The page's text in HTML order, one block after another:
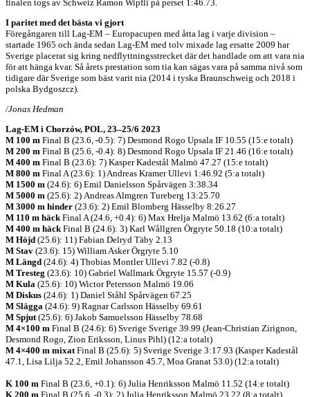
finalen togs av Schweiz Ramon Wipfli på perset 1:46.73.
I paritet med det bästa vi gjort
Föregångaren till Lag-EM – Europacupen med åtta lag i varje division –
startade 1965 och ända sedan Lag-EM med tolv mixade lag ersatte 2009 har
Sverige placerat sig kring nedflyttningsstrecket där det handlade om att vara nia
för att hänga kvar. Så årets prestation som tia kan sägas vara på samma nivå som
tidigare där Sverige som bäst varit nia (2014 i tyska Braunschweig och 2018 i
polska Bydgoszcz).
/Jonas Hedman
Lag-EM i Chorzów, POL, 23–25/6 2023
M 100 m Final B (23.6, -0.5): 7) Desmond Rogo Upsala IF 10.55 (15:e totalt)
M 200 m Final B (25.6, -0.4): 8) Desmond Rogo Upsala IF 21.46 (16:e totalt)
M 400 m Final B (23.6): 7) Kasper Kadestål Malmö 47.27 (15:e totalt)
M 800 m Final A (23.6): 1) Andreas Kramer Ullevi 1:46.92 (5:a totalt)
M 1500 m (24.6): 6) Emil Danielsson Spårvägen 3:38.34
M 5000 m (25.6): 2) Andreas Almgren Tureberg 13:25.70
M 3000 m hinder (23.6): 2) Emil Blomberg Hässelby 8:26.27
M 110 m häckFinal A (24.6, +0.4): 6) Max Hrelja Malmö 13.62 (6:a totalt)
M 400 m häckFinal B (24.6): 3) Karl Wållgren Örgryte 50.18 (10:a totalt)
M Höjd (25.6): 11) Fabian Delryd Täby 2.13
M Stav (23.6): 15) William Asker Örgryte 5.10
M Längd (24.6): 4) Thobias Montler Ullevi 7.82 (-0.8)
M Tresteg (23.6): 10) Gabriel Wallmark Örgryte 15.57 (-0.9)
M Kula (25.6): 10) Wictor Petersson Malmö 19.06
M Diskus (24.6): 1) Daniel Ståhl Spårvägen 67.25
M Slägga (24.6): 9) Ragnar Carlsson Hässelby 69.61
M Spjut(25.6): 6) Jakob Samuelsson Hässelby 78.68
M 4×100 m Final B (24.6): 6) Sverige Sverige 39.99 (Jean-Christian Zirignon,
Desmond Rogo, Zion Eriksson, Linus Pihl) (12:a totalt)
M 4×400 m mixatFinal B (25.6): 5) Sverige Sverige 3:17.93 (Kasper Kadestål
47.1, Lisa Lilja 52.2, Emil Johansson 45.7, Moa Granat 53.0) (12:a totalt)
K 100 m Final B (23.6, +0.1): 6) Julia Henriksson Malmö 11.52 (14:e totalt)
K 200 m Final B (25.6, -0.3): 2) Julia Henriksson Malmö 23.22 (8:a totalt)